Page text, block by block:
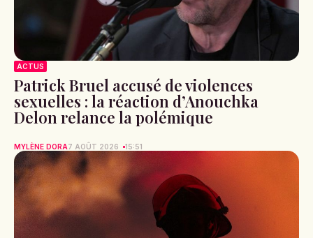
ACTUS
Patrick Bruel accusé de violences
sexuelles : la réaction d’Anouchka
Delon relance la polémique
MYLÈNE DORA7 AOÛT 2026 15:51